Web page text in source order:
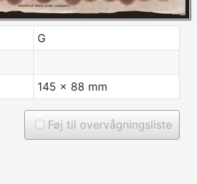
G
145 x 88 mm
Føj til overvågningsliste